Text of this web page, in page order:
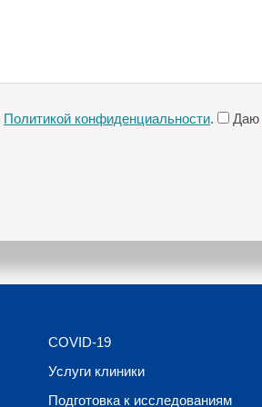
Политикой конфиденциальности. Даю
COVID-19
Услуги клиники
Подготовка к исследованиям